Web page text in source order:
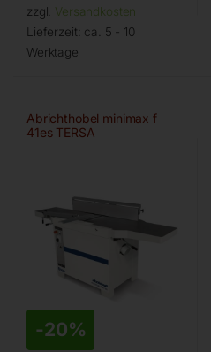
zzgl. Versandkosten
Lieferzeit: ca. 5 - 10
Werktage
Abrichthobel minimax f
41es TERSA
-20%